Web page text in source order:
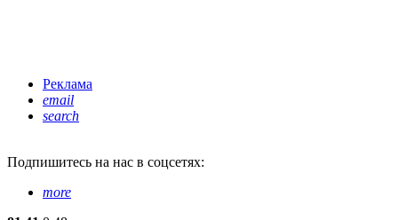
Реклама
email
search
Подпишитесь на нас в соцсетях:
more